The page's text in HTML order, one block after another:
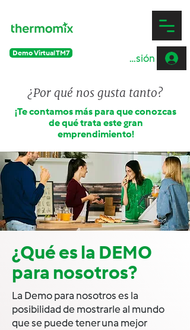
Iniciar sesión
Demo Virtual TM7
¿Por qué nos gusta tanto?
¡Te contamos más para que conozcas
de qué trata este gran
emprendimiento!
¿Qué es la DEMO
para nosotros?
La Demo para nosotros es la
posibilidad de mostrarle al mundo
que se puede tener una mejor